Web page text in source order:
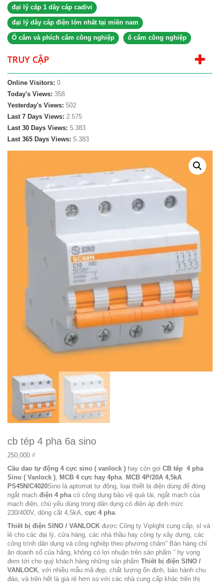
đại lý cấp 1 dây cáp cadivi
đại lý dây cáp điện lớn nhất tại miền nam
Ổ cắm và phích cắm công nghiệp ổ cắm công nghiệp
TRUY CẬP
Online Visitors: 0
Today's Views: 358
Yesterday's Views: 502
Last 7 Days Views: 2.575
Last 30 Days Views: 5.383
Last 365 Days Views: 5.383
cb tép 4 pha 6a sino
250,000 ₫
Cầu dao tự động 4 cực sino ( vanlock ) hay còn gọi CB tép 4 pha
Sino ( Vanlock ) MCB 4 cực hay 4pha MCB 4P/20A 4,5kA
PS45N/C4020Sino là aptomat tự động, loại thiết bị điện dùng để đóng
ngắt mạch điện 4 pha có công dụng bảo vệ quá tải, ngắt mạch của
mạch điện, chủ yếu dùng trong dân dụng có điện áp định mức
230/400V, dòng cắt 4,5kA, cực 4 pha
Thiết bị điện SINO / VANLOCK được Công ty Viplight cung cấp, sỉ và
lẻ cho các đại lý, cửa hàng, các nhà thầu hay công ty xây dựng, các
công trình dân dụng và công nghiệp theo phương châm” Bán hàng chỉ
ăn doanh số của hãng, không có lợi nhuận trên sản phẩm ” hy vọng
đem tới cho quý khách hàng những sản phẩm Thiết bị điện SINO /
VANLOCK , với nhiều mẫu mã đẹp, chất lượng ổn định, bảo hành chu
đáo, và trên hết là giá rẻ hơn so với các nhà cung cấp khác trên thị